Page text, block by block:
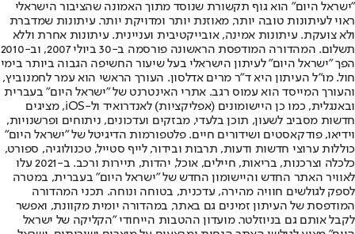
"ישראל היום" הוא גוף תקשורת שנוסד מתוך האמונה שהציבור הישראלי
ראוי לעיתונות טובה יותר, מאוזנת יותר ומדויקת יותר. עיתונות שמדברת
ולא צועקת. עיתונות אמינה, אובייקטיבית ועניינית. עיתונות אחרת וללא
תשלום. המהדורה המודפסת הראשונה פורסמה ב-30 ביולי 2007, וב-2010
הפך "ישראל היום" לעיתון הישראלי בעל שיעור החשיפה הגבוה ביותר בימי
חול. מו"ל העיתון היא ד"ר מרים אדלסון. העורך הראשי הוא עמר לחמנוביץ,
והעורך המייסד הוא עמוס רגב. אתרי האינטרנט של "ישראל היום" בעברית
ובאנגלית, כמו כן היישומונים (אפליקציות) לאנדרואיד ול-iOS, מציגים
חדשות מסביב לשעון, תוכן בלעדי, מבזקים ועדכונים, ניתוחים ופרשנויות,
וידיאו, פודקאסטים ושידורים חיים. פלטפורמות הדיגיטל של "ישראל היום"
כוללות ערוצי חדשות ודעות, תרבות ובידור, לייף סטייל, טכנולוגיה, ספורט,
כלכלה וצרכנות, בריאות, חיילים, אוכל, יהדות, תיירות ורכב. ב-2021 עלו
לאוויר האתר החדש והיישומון החדש של "ישראל היום" בעברית, במטרה
לספק לגולשים חוויה מהירה, עדכנית, בטוחה ונוחה. תכני המהדורה
המודפסת של העיתון זמינים גם באתר, במהדורה יומית מקוונת, ואפשר
לקבל אותם גם בניוזלטר. מועדון ההטבות הייחודי "הקליקה של ישראל